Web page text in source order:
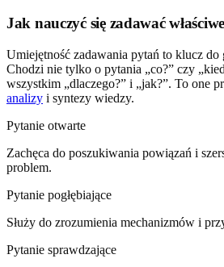
Jak nauczyć się zadawać
Umiejętność zadawania pytań to klucz do
Chodzi nie tylko o pytania „co?” czy
wszystkim „dlaczego?” i „jak?”. To one
analizy i syntezy wiedzy.
Pytanie otwarte
Zachęca do poszukiwania powiązań i
problem.
Pytanie pogłębiające
Służy do zrozumienia mechanizmów i
Pytanie sprawdzające